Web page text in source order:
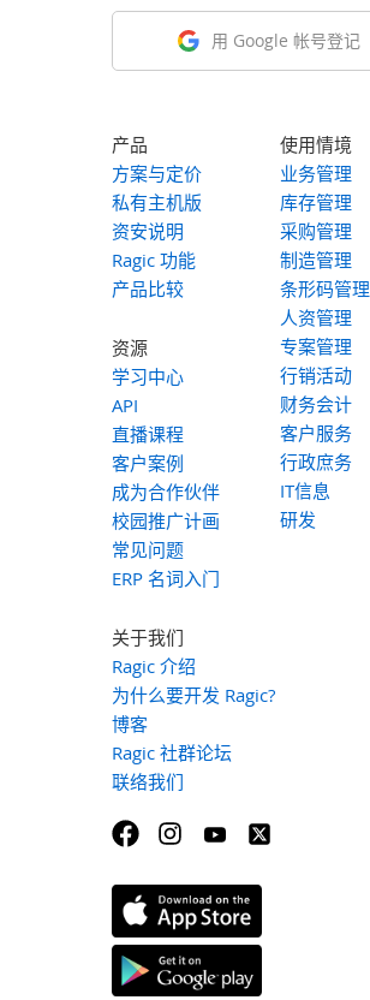
用 Google 帐号登记
产品
方案与定价
私有主机版
资安说明
Ragic 功能
产品比较
资源
学习中心
API
直播课程
客户案例
成为合作伙伴
校园推广计画
常见问题
ERP 名词入门
使用情境
业务管理
库存管理
采购管理
制造管理
条形码管理
人资管理
专案管理
行销活动
财务会计
客户服务
行政庶务
IT信息
研发
关于我们
Ragic 介绍
为什么要开发 Ragic?
博客
Ragic 社群论坛
联络我们